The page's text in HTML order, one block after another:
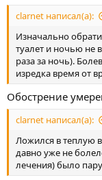
clarnet написал(а):
Изначально
туалет и ночью не
раза за ночь).
изредка время от
Обострение
clarnet написал(а):
Ложился в теплую
давно уже не
лечения) было